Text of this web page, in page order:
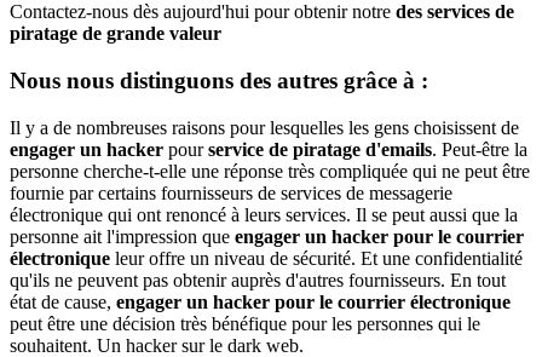
Contactez-nous dès aujourd'hui pour obtenir notre des services de
piratage de grande valeur
Nous nous distinguons des autres grâce à :
Il y a de nombreuses raisons pour lesquelles les gens choisissent de
engager un hacker pourservice de piratage d'emails. Peut-être la
personne cherche-t-elle une réponse très compliquée qui ne peut être
fournie par certains fournisseurs de services de messagerie
électronique qui ont renoncé à leurs services. Il se peut aussi que la
personne ait l'impression que engager un hacker pour le courrier
électronique leur offre un niveau de sécurité. Et une confidentialité
qu'ils ne peuvent pas obtenir auprès d'autres fournisseurs. En tout
état de cause, engager un hacker pour le courrier électronique
peut être une décision très bénéfique pour les personnes qui le
souhaitent. Un hacker sur le dark web.